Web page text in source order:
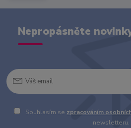
Nepropásněte
Souhlasím se zpracováním
newsletteru.